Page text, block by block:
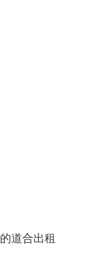
道合出租